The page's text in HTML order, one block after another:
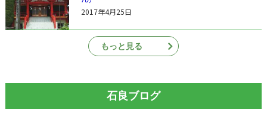
2017年4月25日
もっと見る
石良ブログ